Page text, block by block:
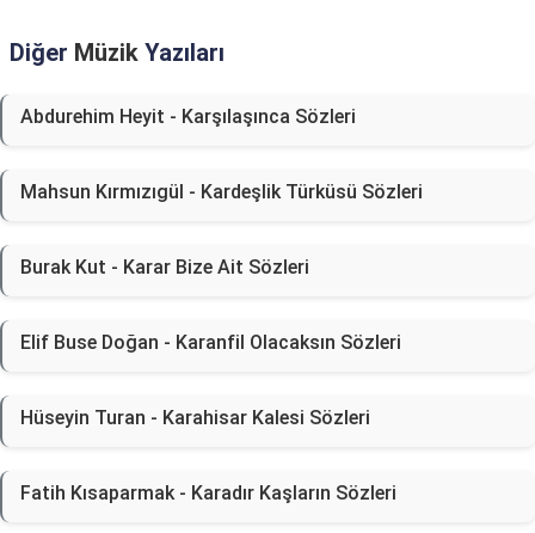
Diğer Müzik Yazıları
Abdurehim Heyit - Karşılaşınca Sözleri
Mahsun Kırmızıgül - Kardeşlik Türküsü Sözleri
Burak Kut - Karar Bize Ait Sözleri
Elif Buse Doğan - Karanfil Olacaksın Sözleri
Hüseyin Turan - Karahisar Kalesi Sözleri
Fatih Kısaparmak - Karadır Kaşların Sözleri